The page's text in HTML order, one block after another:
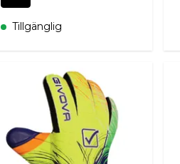
Tillgänglig